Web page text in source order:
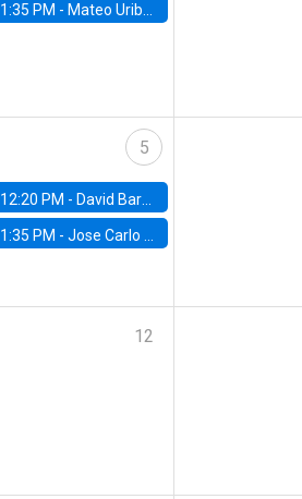
1:35 PM - Mateo Uribe-Castro, Universidad de los Andes (Colombia)
5
12:20 PM - David Bardey, Universidad de los Andes - CEDE
1:35 PM -Jose Carlo Bermudez, UC (ME) & World Bank
12